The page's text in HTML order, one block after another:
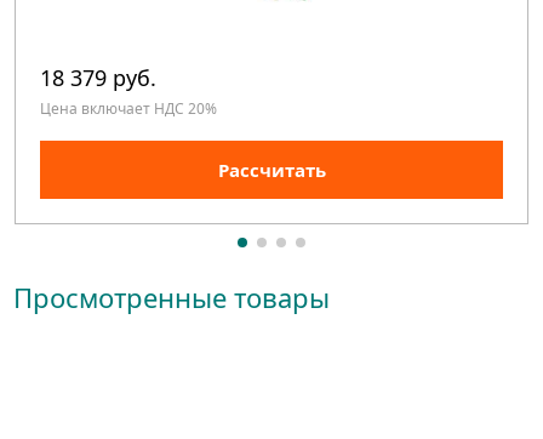
18 379 руб.
Цена включает НДС 20%
Рассчитать
Просмотренные товары